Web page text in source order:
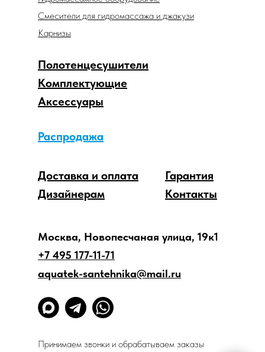
Аксессуары
Распродажа
Комплектующие
Дизайнерам
Доставка и оплата
Гарантия
Контакты
Смесители для гидромассажа и джакузи
Карнизы
Полотенцесушители
Москва, Новопесчаная улица, 19к1
+7 495 177-11-71
aquatek-santehnika@mail.ru
Принимаем звонки и обрабатываем заказы